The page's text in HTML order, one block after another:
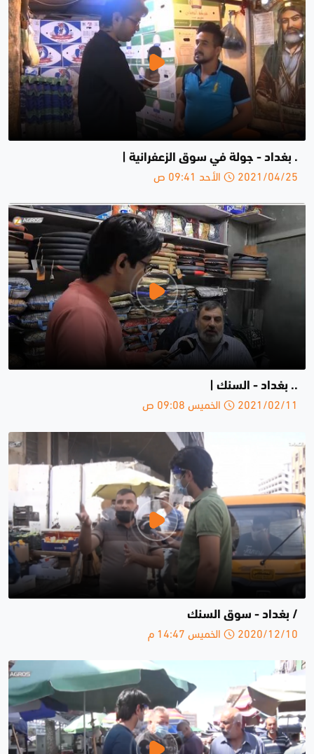
. بغداد - جولة في سوق الزعفرانية |
2021/04/25 الأحد 09:41 ص
.. بغداد - السنك |
2021/02/11 الخميس 09:08 ص
/ بغداد - سوق السنك
2020/12/10 الخميس 14:47 م